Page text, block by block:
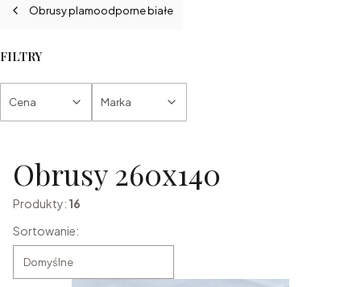
Obrusy plamoodporne białe
FILTRY
Cena Marka
Obrusy 260x140
Produkty: 16
Lista produktów
Sortowanie:
Domyślne